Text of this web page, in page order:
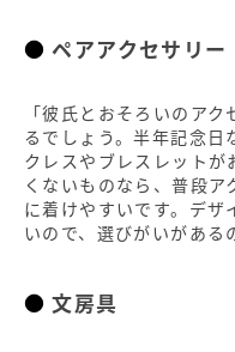
ペアアクセサリー
「彼氏とおそろいのア
るでしょう。半年記念日
クレスやブレスレット
くないものなら、普段
に着けやすいです。デザ
いので、選びがいがある
文房具